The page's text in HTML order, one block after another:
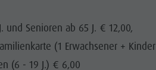
und Senioren ab 65 J. € 12,00,
(1 Erwachsener + Kinder
(6 - 19 J.) € 6,00